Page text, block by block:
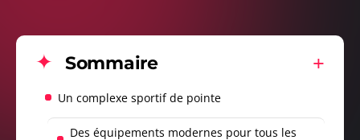
Sommaire
Un complexe sportif de pointe
Des équipements modernes pour tous les